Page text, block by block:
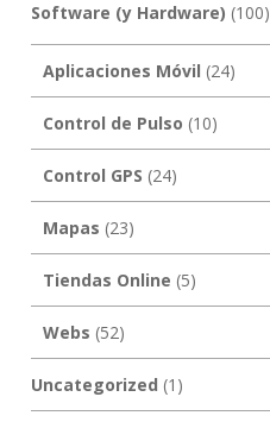
Software (y Hardware) (100)
Aplicaciones Móvil (24)
Control de Pulso (10)
Control GPS (24)
Mapas (23)
Tiendas Online (5)
Webs (52)
Uncategorized (1)